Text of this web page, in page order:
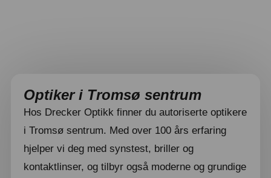
Optiker i Tromsø sentrum
Hos Drecker Optikk finner du autoriserte optikere
i Tromsø sentrum. Med over 100 års erfaring
hjelper vi deg med synstest, briller og
kontaktlinser, og tilbyr også moderne og grundige